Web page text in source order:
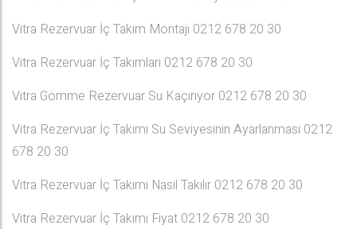
Vitra Rezervuar İç Takım Montajı 0212 678 20 30
Vitra Rezervuar İç Takımları 0212 678 20 30
Vitra Gömme Rezervuar Su Kaçırıyor 0212 678 20 30
Vitra Rezervuar İç Takımı Su Seviyesinin Ayarlanması 0212
678 20 30
Vitra Rezervuar İç Takımı Nasıl Takılır 0212 678 20 30
Vitra Rezervuar İç Takımı Fiyat 0212 678 20 30